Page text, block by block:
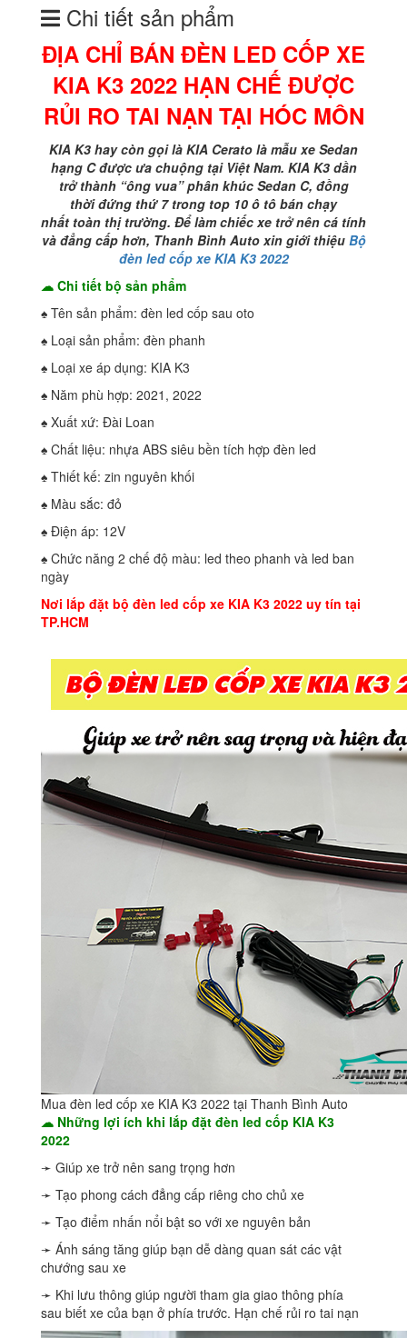
K3
2022 HẠN
CHẾ
ĐƯỢC
TAI
HÓC
lượng
Chi tiết sản phẩm
ĐỊA CHỈ BÁN ĐÈN LED CỐP XE
KIA K3 2022 HẠN CHẾ ĐƯỢC
RỦI RO TAI NẠN TẠI HÓC MÔN
KIA K3 hay còn gọi là KIA Cerato là mẫu xe Sedan
hạng C được ưa chuộng tại Việt Nam. KIA K3 dần
trở thành “ông vua” phân khúcSedan C, đồng
thời đứng thứ 7 trong top 10 ô tô bán chạy
nhất toàn thị trường. Để làm chiếc xe trở nên cá tính
và đẳng cấp hơn, Thanh Bình Auto xin giới thiệu Bộ
đèn led cốp xe KIA K3 2022
☁ Chi tiết bộ sản phẩm
♠ Tên sản phẩm: đèn led cốp sau oto
♠ Loại sản phẩm: đèn phanh
♠ Loại xe áp dụng: KIA K3
♠ Năm phù hợp: 2021, 2022
♠ Xuất xứ: Đài Loan
♠ Chất liệu: nhựa ABS siêu bền tích hợp đèn led
♠ Thiết kế: zin nguyên khối
♠ Màu sắc: đỏ
♠ Điện áp: 12V
♠ Chức năng 2 chế độ màu: led theo phanh và led ban
ngày
Nơi lắp đặt bộ đèn led cốp xe KIA K3 2022 uy tín tại
TP.HCM
Mua đèn led cốp xe KIA K3 2022 tại Thanh Bình Auto
☁ Những lợi ích khi lắp đặt đèn led cốp KIA K3
2022
➛ Giúp xe trở nên sang trọng hơn
➛ Tạo phong cách đẳng cấp riêng cho chủ xe
➛ Tạo điểm nhấn nổi bật so với xe nguyên bản
➛ Ánh sáng tăng giúp bạn dễ dàng quan sát các vật
chướng sau xe
➛ Khi lưu thông giúp người tham gia giao thông phía
sau biết xe của bạn ở phía trước. Hạn chế rủi ro tai nạn